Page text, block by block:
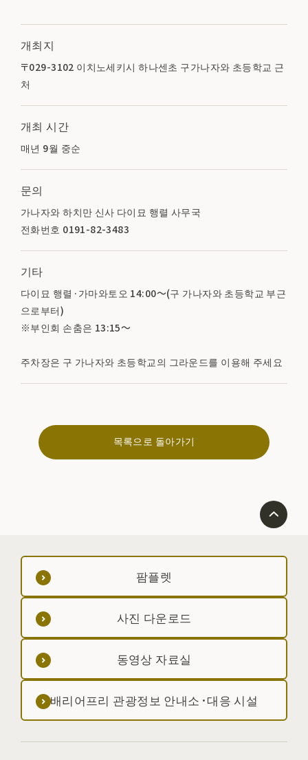
개최지
〒029-3102 이치노세키시 하나센초 구가나자와 초등학교 근
처
개최 시간
매년 9월 중순
문의
가나자와 하치만 신사 다이묘 행렬 사무국
전화번호 0191-82-3483
기타
다이묘 행렬·가마와토오 14:00～(구 가나자와 초등학교 부근
으로부터)
※부인회 손춤은 13:15～
주차장은 구 가나자와 초등학교의 그라운드를 이용해 주세요
목록으로 돌아가기
팜플렛
사진 다운로드
동영상 자료실
배리어프리 관광정보 안내소·대응 시설